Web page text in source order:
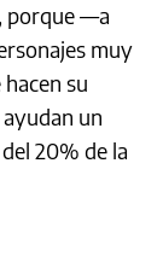
porque —a
muy
su
un
20% de la